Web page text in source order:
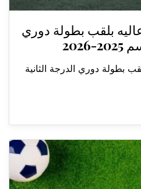
عاليه بلقب بطولة دوري
بطولة دوري الدرجة الثانية